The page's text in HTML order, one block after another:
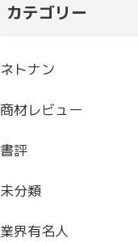
カテゴリー
ネトナン
商材レビュー
書評
未分類
業界有名人